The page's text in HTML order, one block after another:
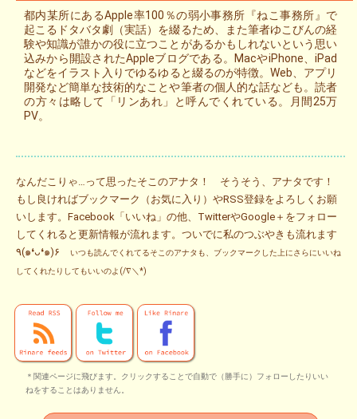
都内某所にあるApple率100％の弱小事務所『ねこ事務所』で
起こるドタバタ劇（実話）を綴るため、また筆者ゆこびんの経
験や知識が誰かの役に立つことがあるかもしれないという思い
込みから開設されたAppleブログである。MacやiPhone、iPad
などをイラスト入りでゆるゆると綴るのが特徴。Web、アプリ
開発など簡単な技術的なことや筆者の個人的な話なども。読者
の方々は略して「リンあれ」と呼んでくれている。月間25万
PV。
なんだこりゃ…って思ったそこのアナタ！ そうそう、アナタです！
もし良ければブックマーク（お気に入り）やRSS登録をよろしくお願
いします。Facebook「いいね」の他、TwitterやGoogle＋をフォロー
してくれると更新情報が流れます。ついでに私のつぶやきも流れます
٩(๑❛ᴗ❛๑)۶
いつも読んでくれてるそこのアナタも、ブックマークした上にさらにいいね
してくれたりしてもいいのよ(/∇＼*)
＊関連ページに飛びます。クリックすることで自動で（勝手に）フォローしたりいい
ねをすることはありません。